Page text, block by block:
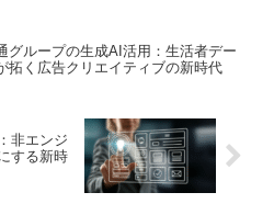
グループの生成AI活用：生活者デー
拓く広告クリエイティブの新時代
非エンジ
する新時